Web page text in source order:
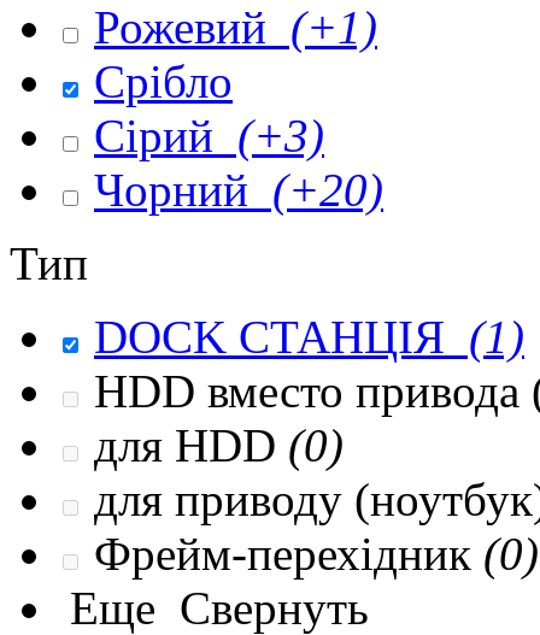
Рожевий (+1)
Срібло
Сірий (+3)
Чорний (+20)
Тип
DOCK СТАНЦІЯ (1)
HDD вместо привода
для HDD (0)
для приводу
Фрейм-перехідник (0)
Еще Свернуть